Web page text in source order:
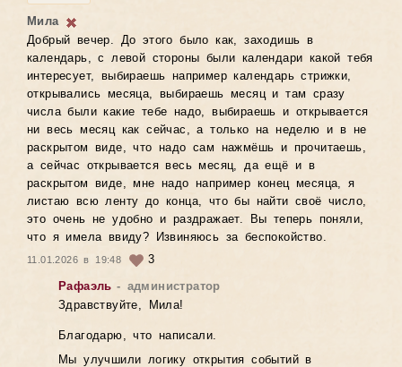
Мила
Добрый вечер. До этого было как, заходишь в
календарь, с левой стороны были календари какой тебя
интересует, выбираешь например календарь стрижки,
открывались месяца, выбираешь месяц и там сразу
числа были какие тебе надо, выбираешь и открывается
ни весь месяц как сейчас, а только на неделю и в не
раскрытом виде, что надо сам нажмёшь и прочитаешь,
а сейчас открывается весь месяц, да ещё и в
раскрытом виде, мне надо например конец месяца, я
листаю всю ленту до конца, что бы найти своё число,
это очень не удобно и раздражает. Вы теперь поняли,
что я имела ввиду? Извиняюсь за беспокойство.
11.01.2026 в 19:48
3
Рафаэль - администратор
Здравствуйте, Мила!
Благодарю, что написали.
Мы улучшили логику открытия событий в